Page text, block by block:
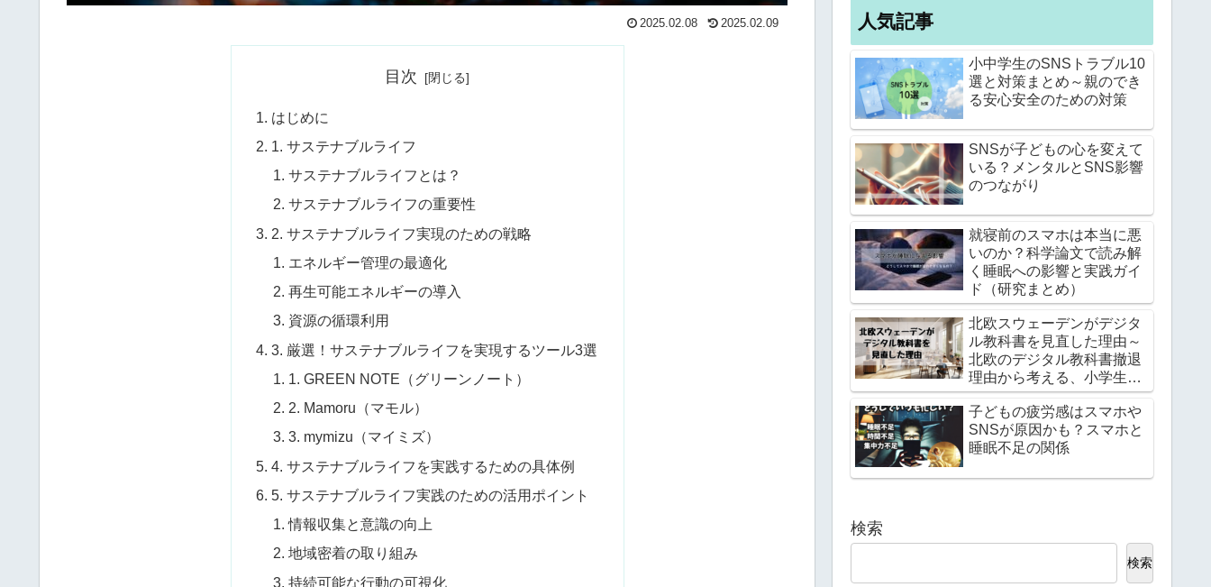
2025.02.08 2025.02.09
目次
はじめに
1. サステナブルライフ
サステナブルライフとは？
サステナブルライフの重要性
2. サステナブルライフ実現のための戦略
エネルギー管理の最適化
再生可能エネルギーの導入
資源の循環利用
3. 厳選！サステナブルライフを実現するツール3選
1. GREEN NOTE（グリーンノート）
2. Mamoru（マモル）
3. mymizu（マイミズ）
4. サステナブルライフを実践するための具体例
5. サステナブルライフ実践のための活用ポイント
情報収集と意識の向上
地域密着の取り組み
持続可能な行動の可視化
人気記事
小中学生のSNSトラブル10
選と対策まとめ～親のでき
る安心安全のための対策
SNSが子どもの心を変えて
いる？メンタルとSNS影響
のつながり
就寝前のスマホは本当に悪
いのか？科学論文で読み解
く睡眠への影響と実践ガイ
ド（研究まとめ）
北欧スウェーデンがデジタ
ル教科書を見直した理由～
北欧のデジタル教科書撤退
理由から考える、小学生へ
の影響～
子どもの疲労感はスマホや
SNSが原因かも？スマホと
睡眠不足の関係
検索
検索